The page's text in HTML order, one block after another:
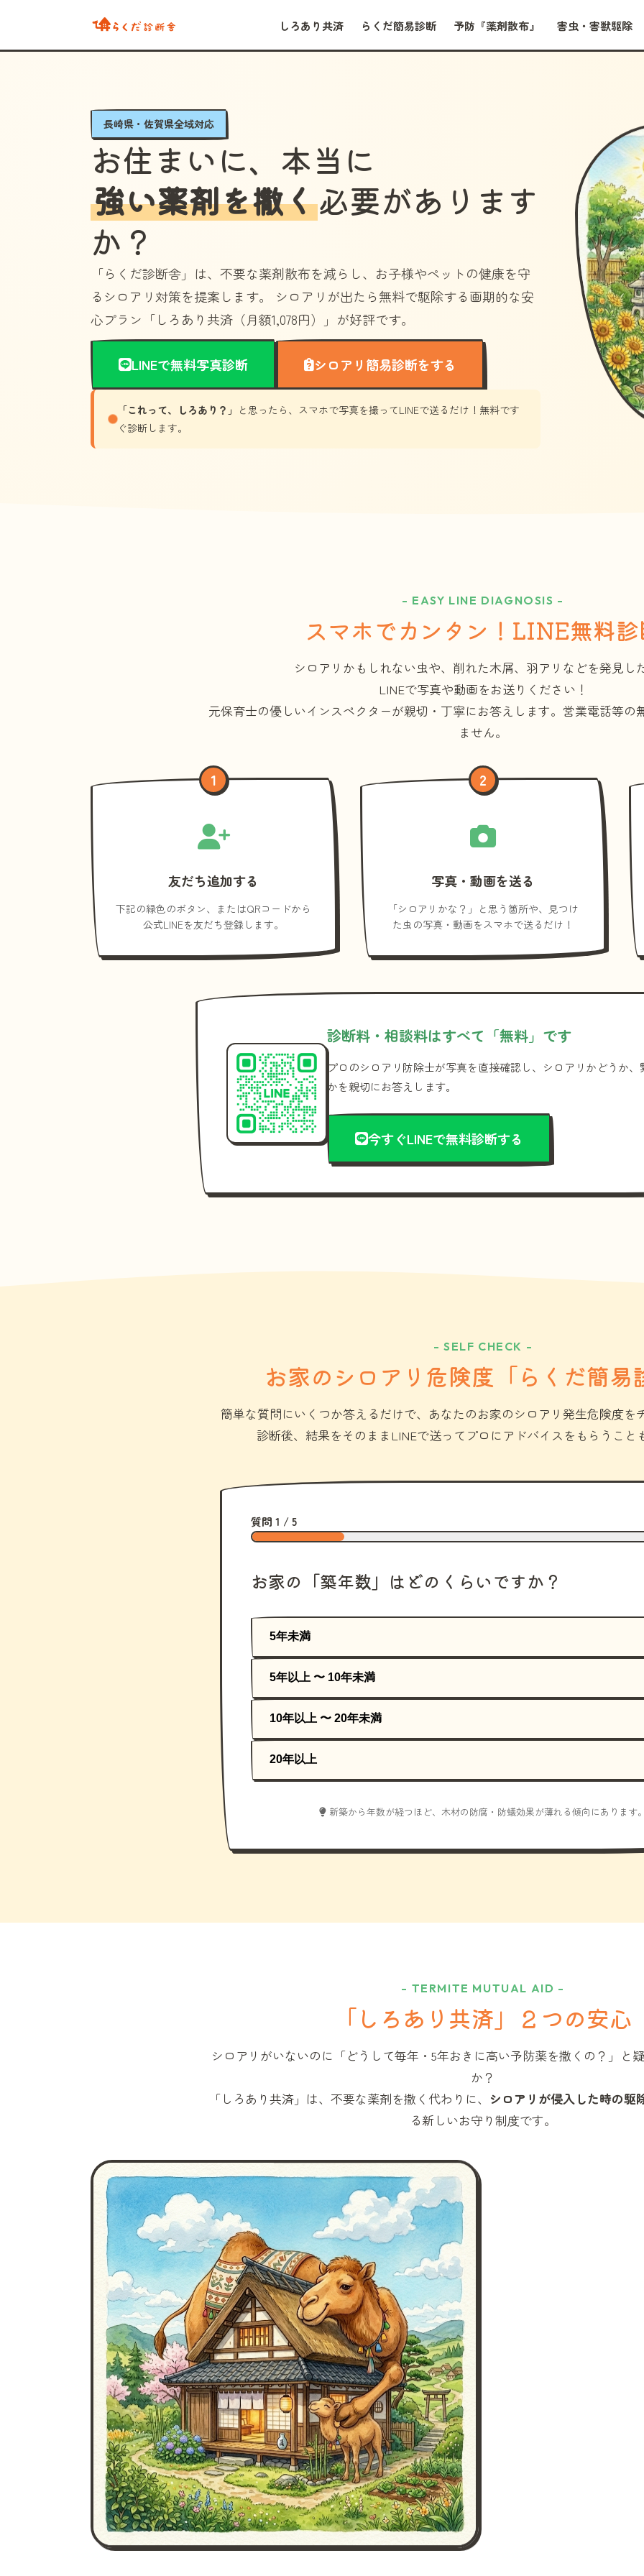
しろあり共済 らくだ簡易診断 予防『薬剤散布』 害虫・害獣駆除
長崎県・佐賀県全域対応
お住まいに、本当に
強い薬剤を撒く必要があります
か？
「らくだ診断舎」 は、不要な薬剤散布を減らし、お子様やペットの健康を守
るシロアリ対策を提案します。 シロアリが出たら無料で駆除する画期的な安
心プラン 「しろあり共済（月額1,078円）」 が好評です。
LINEで無料写真診断 シロアリ簡易診断をする
「これって、しろあり？」 と思ったら、スマホで写真を撮ってLINEで送るだけ！無料です
ぐ診断します。
- EASY LINE DIAGNOSIS -
スマホでカンタン！LINE無料
シロアリかもしれない虫や、削れた木屑、羽アリなどを発見し
LINEで写真や動画をお送りください！
元保育士の優しいインスペクターが親切・丁寧にお答えします。 営業電話等の
ません。
1
友だち追加する
下記の緑色のボタン、またはQRコードから
公式LINEを友だち登録します。
2
写真・動画を送る
「シロアリかな？」と思う箇所や、見つけ
た虫の写真・動画をスマホで送るだけ！
診断料・相談料はすべて「無料」です
プロのシロアリ防除士が写真を直接確認し、シロアリかどうか
かを親切にお答えします。
今すぐLINEで無料診断する
- SELF CHECK -
お家のシロアリ危険度「らくだ簡易
簡単な質問にいくつか答えるだけで、あなたのお家のシロアリ発生危険度を
診断後、結果をそのままLINEで送ってプロにアドバイスをもらうこと
質問 1 / 5
お家の「築年数」はどのくらいですか？
5年未満
5年以上 〜 10年未満
10年以上 〜 20年未満
20年以上
新築から年数が経つほど、木材の防腐・防蟻効果が薄れる傾向にあります
- TERMITE MUTUAL AID -
「しろあり共済」 ２つの安心
シロアリがいないのに「どうして毎年・5年おきに高い予防薬を撒くの？」と
か？
「しろあり共済」 は、不要な薬剤を撒く代わりに、 シロアリが侵入した時の駆
る新しいお守り制度です。